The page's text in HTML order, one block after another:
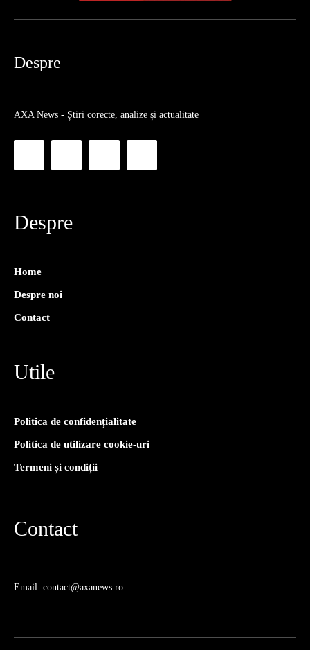
Despre
AXA News - Știri corecte, analize și actualitate
Despre
Home
Despre noi
Contact
Utile
Politica de confidențialitate
Politica de utilizare cookie-uri
Termeni și condiții
Contact
Email: contact@axanews.ro